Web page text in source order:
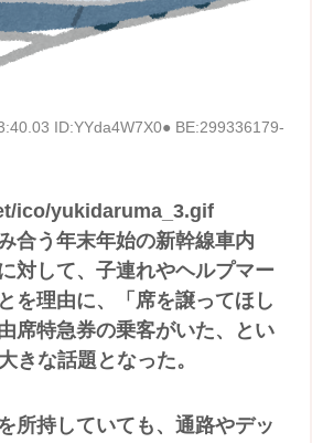
ID:YYda4W7X0● BE:299336179-
ico/yukidaruma_3.gif
合う年末年始の新幹線車内
対して、子連れやヘルプマー
を理由に、「席を譲ってほし
席特急券の乗客がいた、とい
きな話題となった。
所持していても、通路やデッ